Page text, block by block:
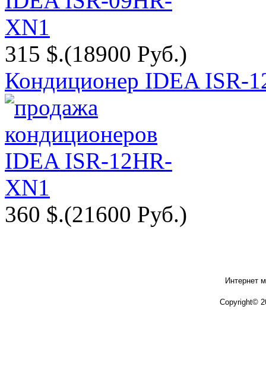
315 $.(18900 Руб.)
Кондиционер IDEA ISR-
360 $.(21600 Руб.)
Интернет
Copyright©